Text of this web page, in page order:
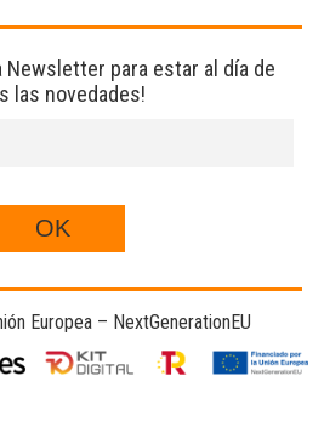
Newsletter para estar al día de
las novedades!
Europea – NextGenerationEU